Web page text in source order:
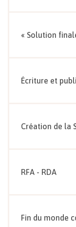
« Solution
Écriture et
Création de la
RFA - RDA
Fin du monde